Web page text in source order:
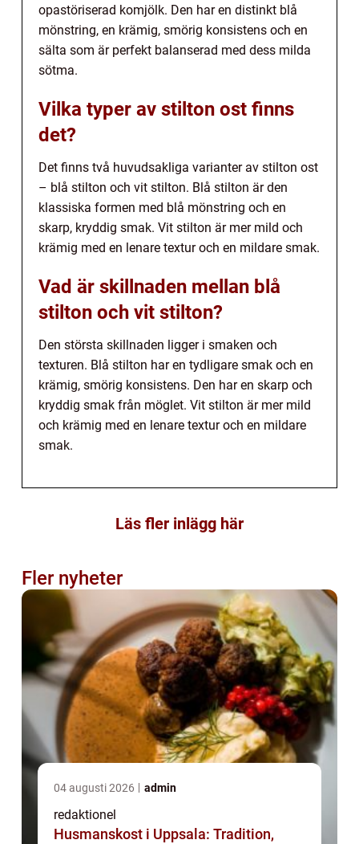
opastöriserad komjölk. Den har en distinkt blå
mönstring, en krämig, smörig konsistens och en
sälta som är perfekt balanserad med dess milda
sötma.
Vilka typer av stilton ost finns
det?
Det finns två huvudsakliga varianter av stilton ost
– blå stilton och vit stilton. Blå stilton är den
klassiska formen med blå mönstring och en
skarp, kryddig smak. Vit stilton är mer mild och
krämig med en lenare textur och en mildare smak.
Vad är skillnaden mellan blå
stilton och vit stilton?
Den största skillnaden ligger i smaken och
texturen. Blå stilton har en tydligare smak och en
krämig, smörig konsistens. Den har en skarp och
kryddig smak från möglet. Vit stilton är mer mild
och krämig med en lenare textur och en mildare
smak.
Läs fler inlägg här
Fler nyheter
04 augusti 2026 admin
redaktionel
Husmanskost i Uppsala: Tradition,